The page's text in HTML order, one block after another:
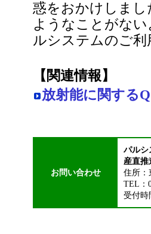
惑をおかけしま
ようなことがな
ルシステムのご
【関連情報】
放射能に関する
お問い合わせ
パルシ
産直推
住所：
TEL：
受付時